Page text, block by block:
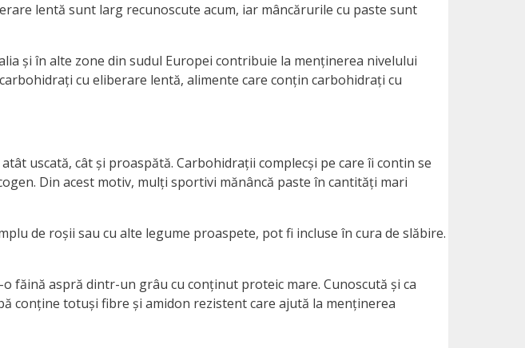
lentă sunt larg recunoscute acum, iar mâncărurile cu paste sunt
și în alte zone din sudul Europei contribuie la menținerea nivelului
cu eliberare lentă, alimente care conțin carbohidrați cu
uscată, cât și proaspătă. Carbohidrații complecși pe care îi contin se
Din acest motiv, mulți sportivi mănâncă paste în cantități mari
de roșii sau cu alte legume proaspete, pot fi incluse în cura de slăbire.
făină aspră dintr-un grâu cu conținut proteic mare. Cunoscută și ca
conține totuși fibre și amidon rezistent care ajută la menținerea